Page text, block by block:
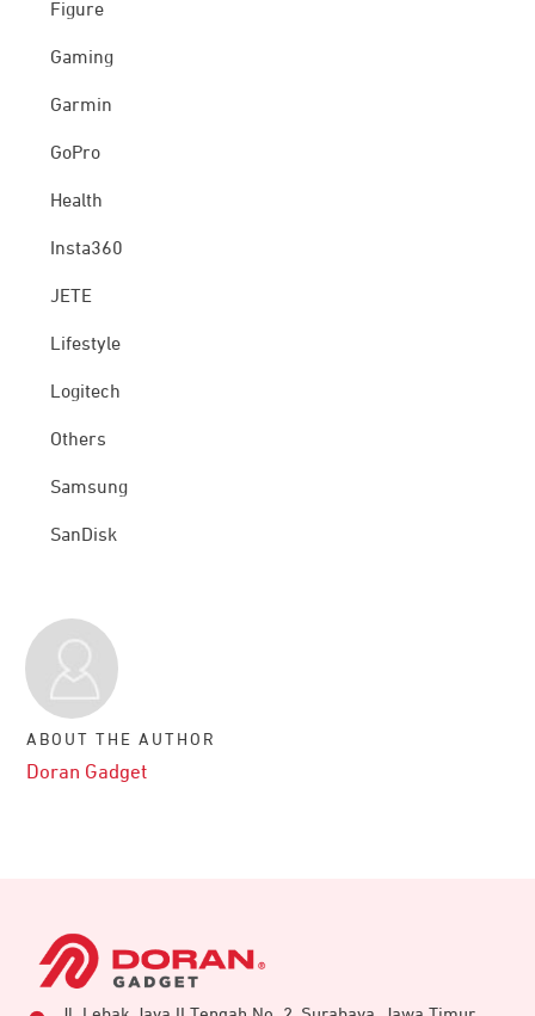
Figure
Gaming
Garmin
GoPro
Health
Insta360
JETE
Lifestyle
Logitech
Others
Samsung
SanDisk
ABOUT THE AUTHOR
Doran Gadget